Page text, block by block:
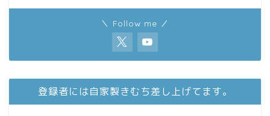
＼ Follow me ／
登録者には自家製きむち差し上げてます。